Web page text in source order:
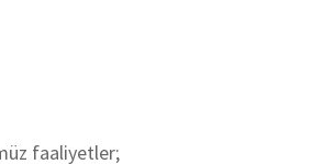
faaliyetler;